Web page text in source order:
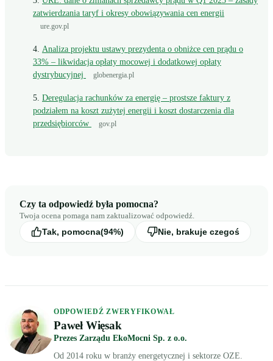
zatwierdzania taryf i okresy obowiązywania cen energii
ure.gov.pl
Analiza projektu ustawy prezydenta o obniżce cen prądu o
33% – likwidacja opłaty mocowej i dodatkowej opłaty
dystrybucyjnej
globenergia.pl
Deregulacja rachunków za energię – prostsze faktury z
podziałem na koszt zużytej energii i koszt dostarczenia dla
przedsiębiorców
gov.pl
Czy ta odpowiedź była pomocna?
Twoja ocena pomaga nam zaktualizować odpowiedź.
Tak, pomocna(94%) Nie, brakuje czegoś
ODPOWIEDŹ ZWERYFIKOWAŁ
Paweł Więsak
Prezes Zarządu EkoMocni Sp. z o.o.
Od 2014 roku w branży energetycznej i sektorze OZE.